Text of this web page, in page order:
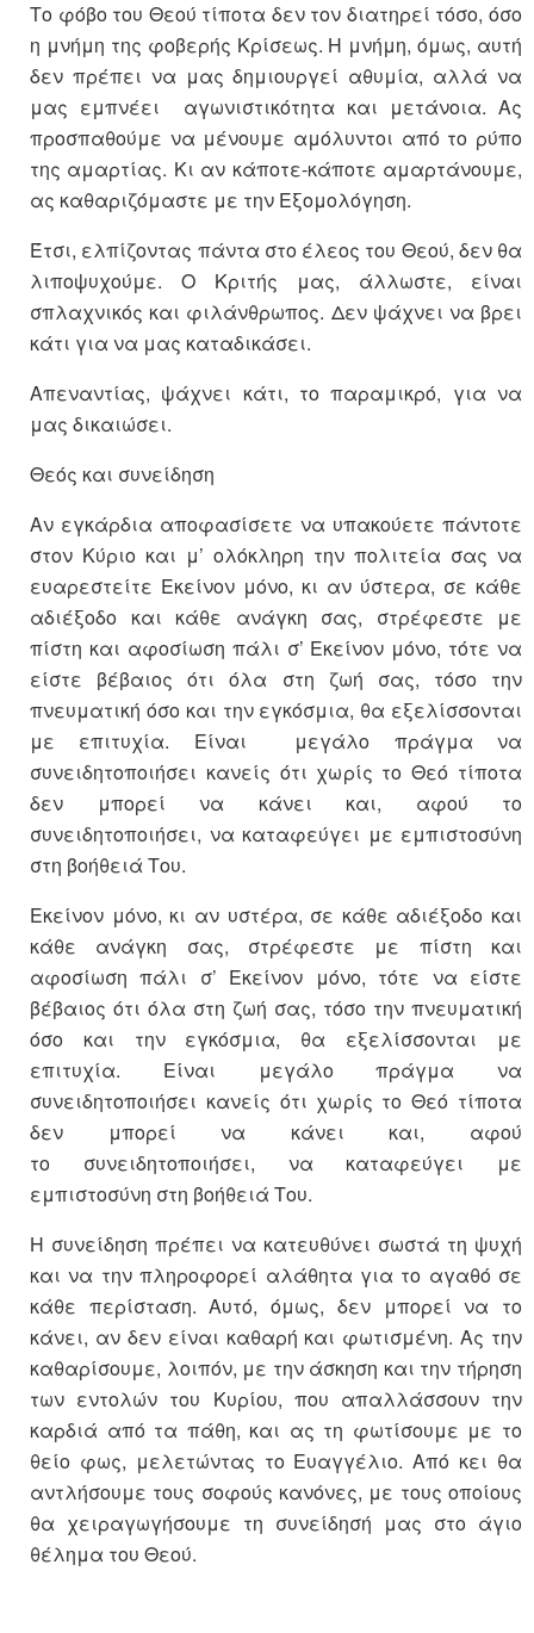
Το φόβο του Θεού τίποτα δεν τον διατηρεί τόσο, όσο
η μνήμη της φοβερής Κρίσεως. Η μνήμη, όμως, αυτή
δεν πρέπει να μας δημιουργεί αθυμία, αλλά να
μας εμπνέει αγωνιστικότητα και μετάνοια. Ας
προσπαθούμε να μένουμε αμόλυντοι από το ρύπο
της αμαρτίας. Κι αν κάποτε-κάποτε αμαρτάνουμε,
ας καθαριζόμαστε με την Εξομολόγηση.
Έτσι, ελπίζοντας πάντα στο έλεος του Θεού, δεν θα
λιποψυχούμε. Ο Κριτής μας, άλλωστε, είναι
σπλαχνικός και φιλάνθρωπος. Δεν ψάχνει να βρει
κάτι για να μας καταδικάσει.
Απεναντίας, ψάχνει κάτι, το παραμικρό, για να
μας δικαιώσει.
Θεός και συνείδηση
Αν εγκάρδια αποφασίσετε να υπακούετε πάντοτε
στον Κύριο και μ’ ολόκληρη την πολιτεία σας να
ευαρεστείτε Εκείνον μόνο, κι αν ύστερα, σε κάθε
αδιέξοδο και κάθε ανάγκη σας, στρέφεστε με
πίστη και αφοσίωση πάλι σ’ Εκείνον μόνο, τότε να
είστε βέβαιος ότι όλα στη ζωή σας, τόσο την
πνευματική όσο και την εγκόσμια, θα εξελίσσονται
με επιτυχία. Είναι μεγάλο πράγμα να
συνειδητοποιήσει κανείς ότι χωρίς το Θεό τίποτα
δεν μπορεί να κάνει και, αφού το
συνειδητοποιήσει, να καταφεύγει με εμπιστοσύνη
στη βοήθειά Του.
Εκείνον μόνο, κι αν υστέρα, σε κάθε αδιέξοδο και
κάθε ανάγκη σας, στρέφεστε με πίστη και
αφοσίωση πάλι σ’ Εκείνον μόνο, τότε να είστε
βέβαιος ότι όλα στη ζωή σας, τόσο την πνευματική
όσο και την εγκόσμια, θα εξελίσσονται με
επιτυχία. Είναι μεγάλο πράγμα να
συνειδητοποιήσει κανείς ότι χωρίς το Θεό τίποτα
δεν μπορεί να κάνει και, αφού
το συνειδητοποιήσει, να καταφεύγει με
εμπιστοσύνη στη βοήθειά Του.
Η συνείδηση πρέπει να κατευθύνει σωστά τη ψυχή
και να την πληροφορεί αλάθητα για το αγαθό σε
κάθε περίσταση. Αυτό, όμως, δεν μπορεί να το
κάνει, αν δεν είναι καθαρή και φωτισμένη. Ας την
καθαρίσουμε, λοιπόν, με την άσκηση και την τήρηση
των εντολών του Κυρίου, που απαλλάσσουν την
καρδιά από τα πάθη, και ας τη φωτίσουμε με το
θείο φως, μελετώντας το Ευαγγέλιο. Από κει θα
αντλήσουμε τους σοφούς κανόνες, με τους οποίους
θα χειραγωγήσουμε τη συνείδησή μας στο άγιο
θέλημα του Θεού.